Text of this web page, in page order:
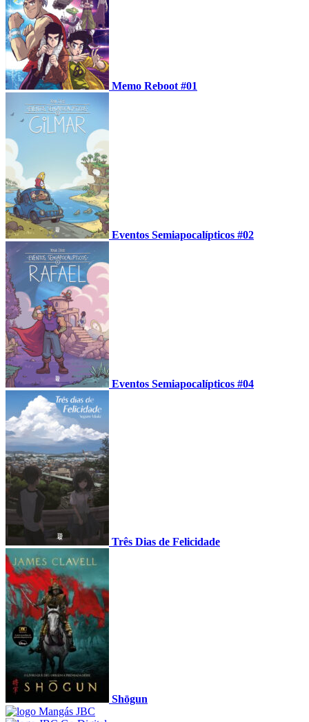
Memo Reboot #01
Eventos Semiapocalípticos #02
Eventos Semiapocalípticos #04
Três Dias de Felicidade
Shōgun